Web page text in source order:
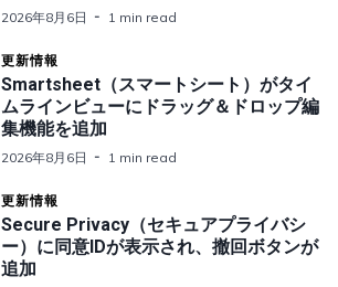
2026年8月6日 1 min read
更新情報
Smartsheet（スマートシート）がタイ
ムラインビューにドラッグ＆ドロップ編
集機能を追加
2026年8月6日 1 min read
更新情報
Secure Privacy（セキュアプライバシ
ー）に同意IDが表示され、撤回ボタンが
追加